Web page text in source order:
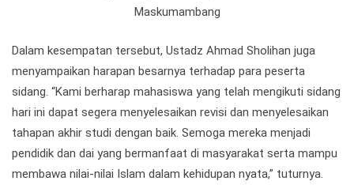
Maskumambang
Dalam kesempatan tersebut, Ustadz Ahmad Sholihan juga
menyampaikan harapan besarnya terhadap para peserta
sidang. “Kami berharap mahasiswa yang telah mengikuti sidang
hari ini dapat segera menyelesaikan revisi dan menyelesaikan
tahapan akhir studi dengan baik. Semoga mereka menjadi
pendidik dan dai yang bermanfaat di masyarakat serta mampu
membawa nilai-nilai Islam dalam kehidupan nyata,” tuturnya.